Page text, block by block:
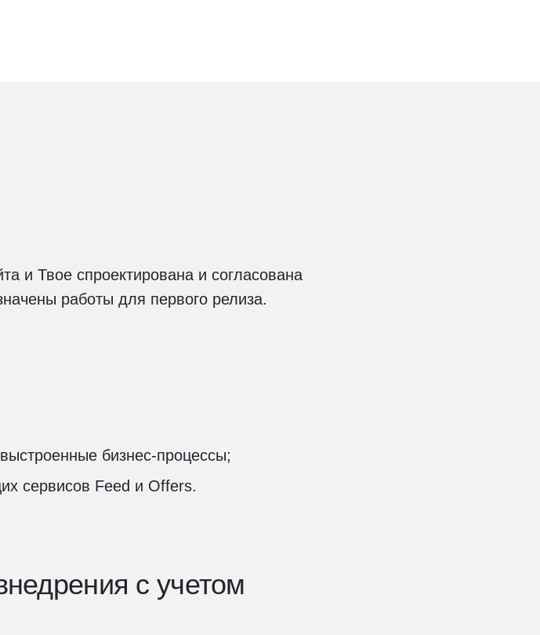
и Твое спроектирована и согласована
работы для первого релиза.
бизнес-процессы;
сервисов Feed и Offers.
с учетом